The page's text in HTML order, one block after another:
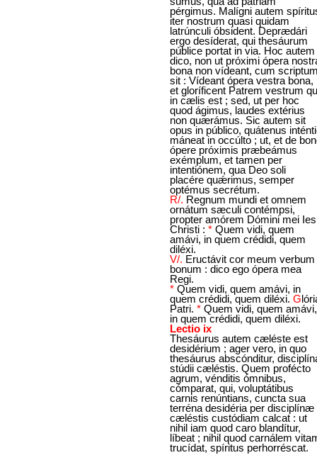
pérgimus. Malígni autem
iter nostrum quasi quidam
latrúnculi óbsident. Deprædári
ergo desíderat, qui thesáurum
públice portat in via. Hoc autem
dico, non ut próximi ópera
bona non vídeant, cum
sit : Vídeant ópera vestra bona,
et gloríficent Patrem vestrum
in cælis est ; sed, ut per hoc
quod ágimus, laudes extérius
non quærámus. Sic autem sit
opus in público, quátenus
máneat in occúlto ; ut, et de
ópere próximis præbeámus
exémplum, et tamen per
intentiónem, qua Deo soli
placére quǽrimus, semper
optémus secrétum.
R/. Regnum mundi et omnem
ornátum sæculi contémpsi,
propter amórem Dómini mei
Christi : * Quem vidi, quem
amávi, in quem crédidi, quem
diléxi.
V/. Eructávit cor meum verbum
bonum : dico ego ópera mea
Regi.
* Quem vidi, quem amávi, in
quem crédidi, quem diléxi. G
Patri. * Quem vidi, quem amávi,
in quem crédidi, quem diléxi.
Lectio ix
Thesáurus autem cæléste est
desidérium ; ager vero, in quo
thesáurus abscónditur,
stúdii cæléstis. Quem profécto
agrum, vénditis ómnibus,
cómparat, qui, voluptátibus
carnis renúntians, cuncta sua
terréna desidéria per disciplínæ
cæléstis custódiam calcat : ut
nihil iam quod caro blandítur,
líbeat ; nihil quod carnálem
trucídat, spíritus perhorréscat.